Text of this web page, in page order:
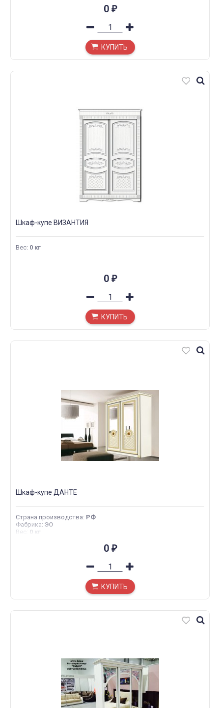
0 ₽
КУПИТЬ
Шкаф-купе ВИЗАНТИЯ
Вес: 0 кг
0 ₽
КУПИТЬ
Шкаф-купе ДАНТЕ
Страна производства: РФ
Фабрика: ЭО
Вес : 0 кг
0 ₽
КУПИТЬ